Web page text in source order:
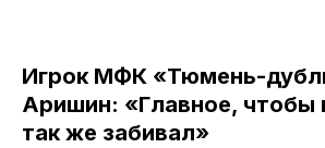
Игрок МФК «Тюмень-
Аришин: «Главное, чтобы
так же забивал»